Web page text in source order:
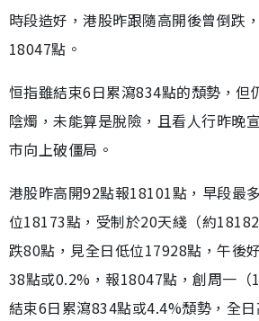
時段造好，港股昨跟隨高開後曾倒跌
18047點。
恒指雖結束6日累瀉834點的頹勢，但
陰燭，未能算是脫險，且看人行昨晚
市向上破僵局。
港股昨高開92點報18101點，早段最
位18173點，受制於20天綫（約
跌80點，見全日低位17928點，午後
38點或0.2%，報18047點，創周一（
結束6日累瀉834點或4.4%頹勢，全日